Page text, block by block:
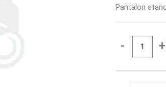
Pantalon
- +